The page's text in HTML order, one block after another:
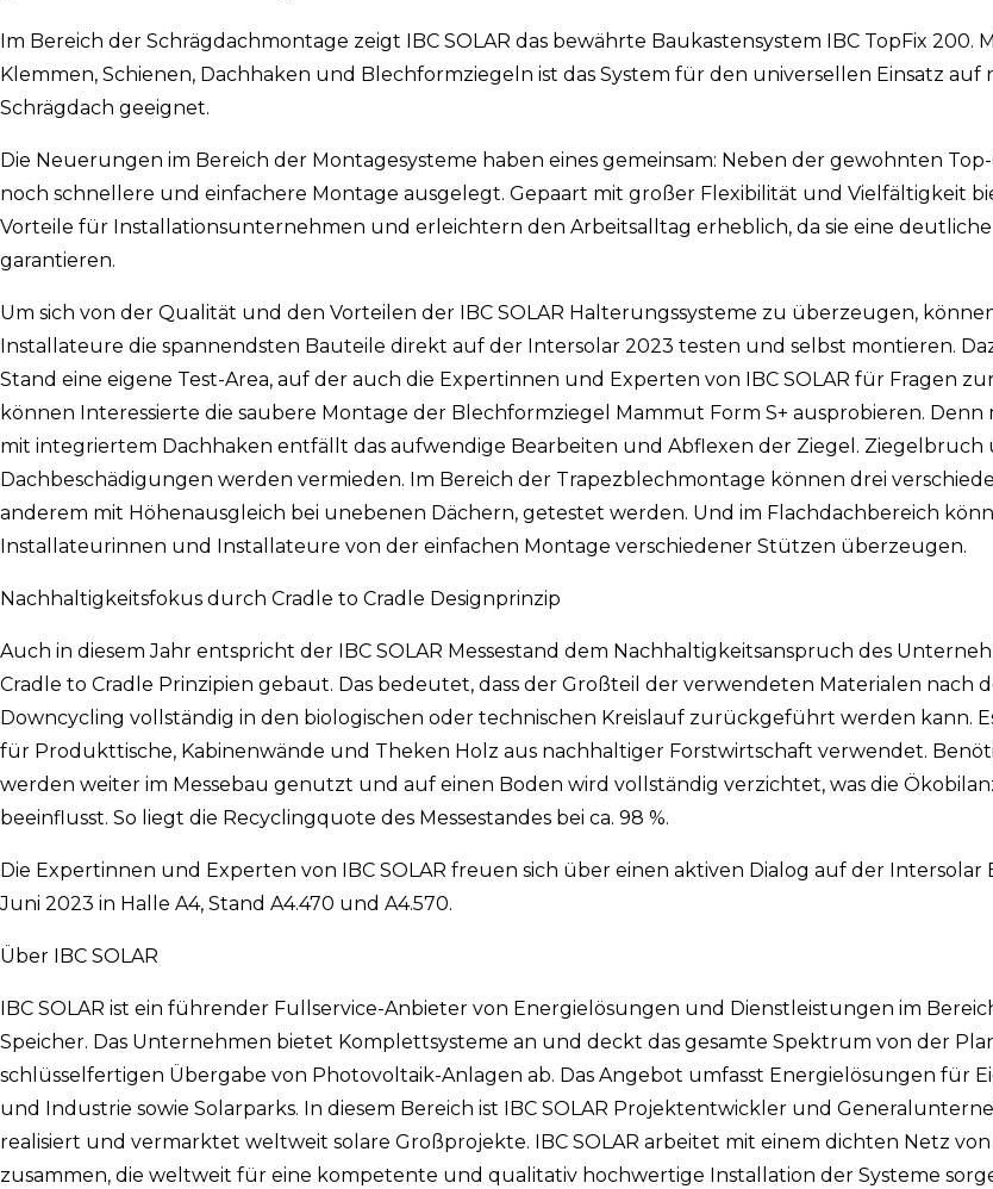
Im Bereich der Schrägdachmontage zeigt IBC SOLAR das bewährte Baukastensystem IBC TopFix 200.
Klemmen, Schienen, Dachhaken und Blechformziegeln ist das System für den universellen Einsatz auf
Schrägdach geeignet.
Die Neuerungen im Bereich der Montagesysteme haben eines gemeinsam: Neben der gewohnten
noch schnellere und einfachere Montage ausgelegt. Gepaart mit großer Flexibilität und Vielfältigkeit
Vorteile für Installationsunternehmen und erleichtern den Arbeitsalltag erheblich, da sie eine deutliche
garantieren.
Um sich von der Qualität und den Vorteilen der IBC SOLAR Halterungssysteme zu überzeugen,
Installateure die spannendsten Bauteile direkt auf der Intersolar 2023 testen und selbst montieren.
Stand eine eigene Test-Area, auf der auch die Expertinnen und Experten von IBC SOLAR für Fragen
können Interessierte die saubere Montage der Blechformziegel Mammut Form S+ ausprobieren. Denn
mit integriertem Dachhaken entfällt das aufwendige Bearbeiten und Abflexen der Ziegel. Ziegelbruch
Dachbeschädigungen werden vermieden. Im Bereich der Trapezblechmontage können drei
anderem mit Höhenausgleich bei unebenen Dächern, getestet werden. Und im Flachdachbereich
Installateurinnen und Installateure von der einfachen Montage verschiedener Stützen überzeugen.
Nachhaltigkeitsfokus durch Cradle to Cradle Designprinzip
Auch in diesem Jahr entspricht der IBC SOLAR Messestand dem Nachhaltigkeitsanspruch des
Cradle to Cradle Prinzipien gebaut. Das bedeutet, dass der Großteil der verwendeten Materialen nach
Downcycling vollständig in den biologischen oder technischen Kreislauf zurückgeführt werden kann.
für Produkttische, Kabinenwände und Theken Holz aus nachhaltiger Forstwirtschaft verwendet.
werden weiter im Messebau genutzt und auf einen Boden wird vollständig verzichtet, was die
beeinflusst. So liegt die Recyclingquote des Messestandes bei ca. 98 %.
Die Expertinnen und Experten von IBC SOLAR freuen sich über einen aktiven Dialog auf der Intersolar
Juni 2023 in Halle A4, Stand A4.470 und A4.570.
Über IBC SOLAR
IBC SOLAR ist ein führender Fullservice-Anbieter von Energielösungen und Dienstleistungen im
Speicher. Das Unternehmen bietet Komplettsysteme an und deckt das gesamte Spektrum von der
schlüsselfertigen Übergabe von Photovoltaik-Anlagen ab. Das Angebot umfasst Energielösungen für
und Industrie sowie Solarparks. In diesem Bereich ist IBC SOLAR Projektentwickler und
realisiert und vermarktet weltweit solare Großprojekte. IBC SOLAR arbeitet mit einem dichten Netz
zusammen, die weltweit für eine kompetente und qualitativ hochwertige Installation der Systeme